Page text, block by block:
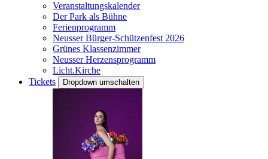
Veranstaltungskalender
Der Park als Bühne
Ferienprogramm
Neusser Bürger-Schützenfest 2026
Grünes Klassenzimmer
Neusser Herzensprogramm
Licht.Kirche
Tickets
Dropdown umschalten